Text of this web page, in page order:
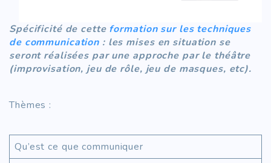
Spécificité de cette formation sur les techniques
de communication : les mises en situation se
seront réalisées par une approche par le théâtre
(improvisation, jeu de rôle, jeu de masques, etc).
Thèmes :
Qu’est ce que communiquer